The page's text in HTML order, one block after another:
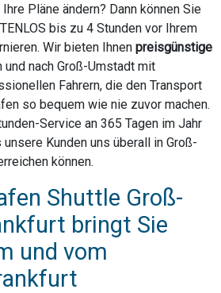
Pläne ändern? Dann können Sie
bis zu 4 Stunden vor Ihrem
Wir bieten Ihnen preisgünstige
und nach Groß-Umstadt mit
Fahrern, die den Transport
so bequem wie nie zuvor machen.
Service an 365 Tagen im Jahr
Kunden uns überall in Groß-
können.
Shuttle Groß-
bringt Sie
und vom